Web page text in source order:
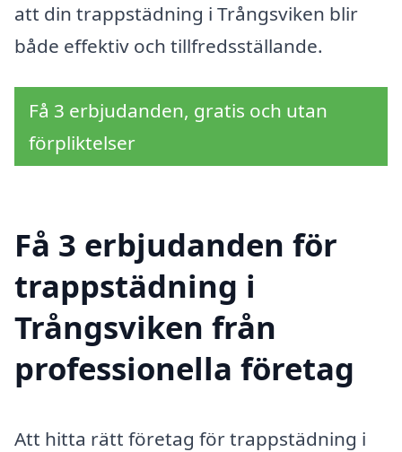
att din trappstädning i Trångsviken blir
både effektiv och tillfredsställande.
Få 3 erbjudanden, gratis och utan
förpliktelser
Få 3 erbjudanden för
trappstädning i
Trångsviken från
professionella företag
Att hitta rätt företag för trappstädning i